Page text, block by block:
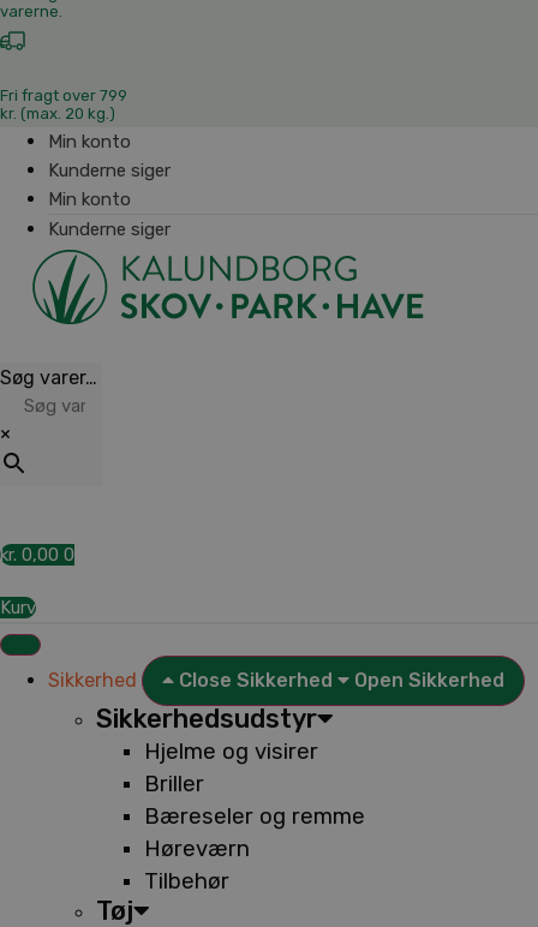
varerne.
Fri fragt over 799
kr. (max. 20 kg.)
Min konto
Kunderne siger
Min konto
Kunderne siger
Søg varer…
×
kr. 0,00 0
Kurv
Sikkerhed Close Sikkerhed Open Sikkerhed
Sikkerhedsudstyr
Hjelme og visirer
Briller
Bæreseler og remme
Høreværn
Tilbehør
Tøj